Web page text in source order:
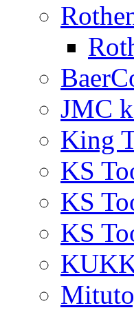
JMC
King
KS
KS
KS